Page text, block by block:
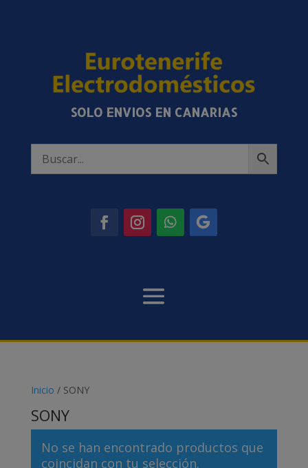
SOLO ENVIOS EN CANARIAS
Inicio / SONY
SONY
No se han encontrado productos que
coincidan con tu selección.